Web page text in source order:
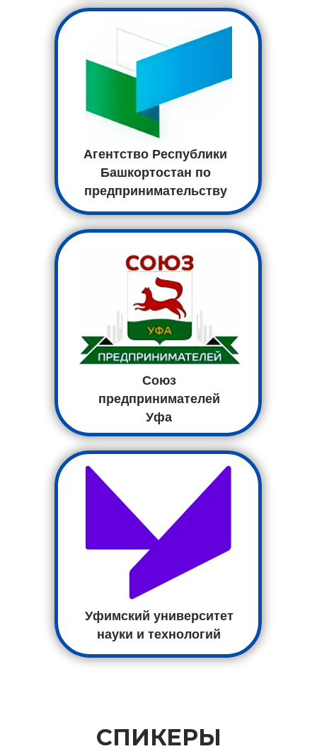
Агентство Республики
Башкортостан по
предпринимательству
Уфимский университет
науки и технологий
Союз
предпринимателей
Уфа
СПИКЕРЫ